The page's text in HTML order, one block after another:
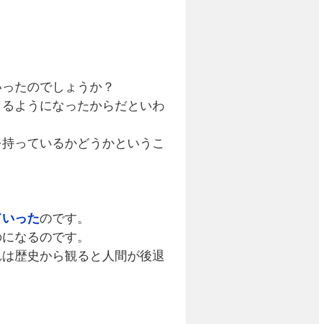
たのでしょうか？
ようになったからだといわ
っているかどうかというこ
ったのです。
なるのです。
歴史から観ると人間が後退